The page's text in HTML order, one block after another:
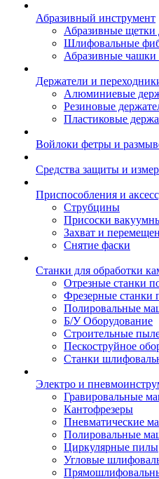
Абразивный инструмент
Абразивные щетки
Шлифовальные
Абразивные
Держатели и
Алюминиевые
Резиновые
Пластиковые
Войлоки фетры и
Средства защиты и
Приспособления и
Струбцины
Присоски
Захват и
Снятие фаски
Станки для обработки
Отрезные станки
Фрезерные станки
Полировальные
Б/У Оборудование
Строительные
Пескоструйное
Станки
Электро и
Гравировальные
Кантофрезеры
Пневматические
Полировальные
Циркулярные пилы
Угловые